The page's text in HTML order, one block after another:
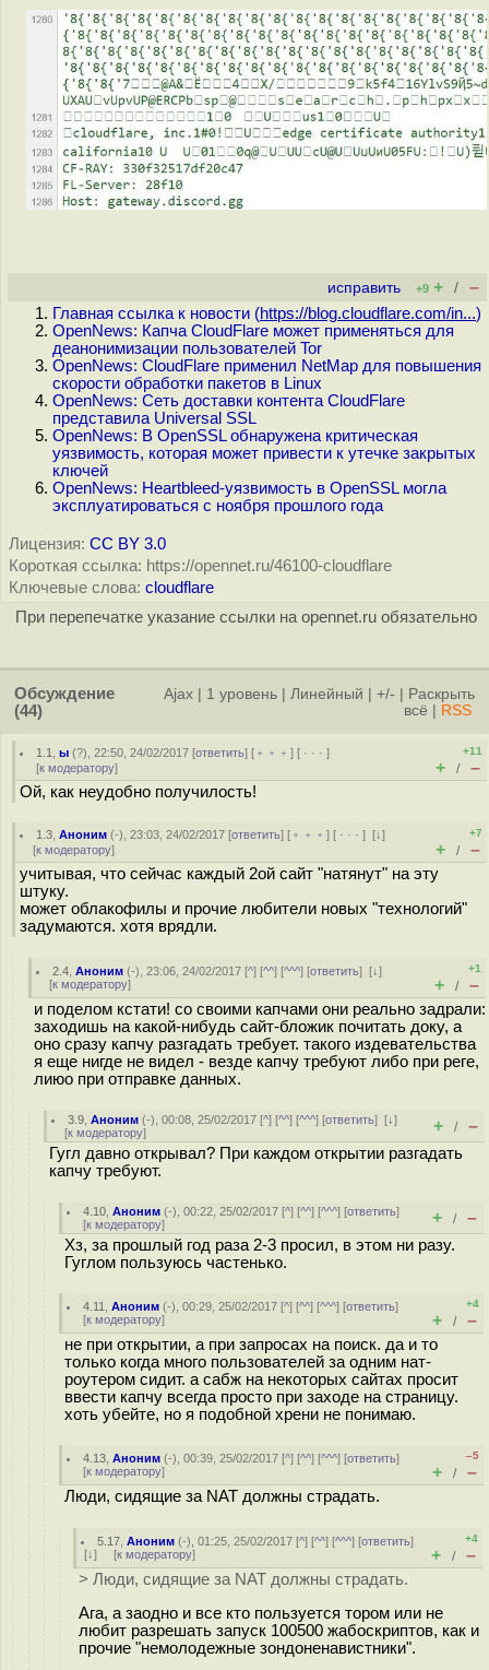
исправить +9 + / –
Главная ссылка к новости (https://blog.cloudflare.com/in...)
OpenNews: Капча CloudFlare может применяться для
деанонимизации пользователей Tor
OpenNews: CloudFlare применил NetMap для повышения
скорости обработки пакетов в Linux
OpenNews: Сеть доставки контента CloudFlare
представила Universal SSL
OpenNews: В OpenSSL обнаружена критическая
уязвимость, которая может привести к утечке закрытых
ключей
OpenNews: Heartbleed-уязвимость в OpenSSL могла
эксплуатироваться с ноября прошлого года
Лицензия: CC BY 3.0
Короткая ссылка: https://opennet.ru/46100-cloudflare
Ключевые слова: cloudflare
При перепечатке указание ссылки на opennet.ru обязательно
Обсуждение
(44)
Ajax 1 уровень Линейный +/-
Раскрыть
всё
RSS
1.1 ,ы (?), 22:50, 24/02/2017 [ответить] [ ﹢﹢﹢] [ · · ·]
[к модератору]
+11
+ / –
Ой, как неудобно получилость!
1.3 ,Аноним (-), 23:03, 24/02/2017 [ответить] [ ﹢﹢﹢] [ · · ·][↓]
[к модератору]
+7
+ / –
учитывая, что сейчас каждый 2ой сайт "натянут" на эту
штуку.
может облакофилы и прочие любители новых "технологий"
задумаются. хотя врядли.
2.4 ,Аноним (-), 23:06, 24/02/2017 [^] [^^] [^^^] [ответить][↓]
[к модератору]
+1
+ / –
и поделом кстати! со своими капчами они реально задрали:
заходишь на какой-нибудь сайт-бложик почитать доку, а
оно сразу капчу разгадать требует. такого издевательства
я еще нигде не видел - везде капчу требуют либо при реге,
лиюо при отправке данных.
3.9 ,Аноним (-), 00:08, 25/02/2017 [^] [^^] [^^^] [ответить][↓]
[к модератору] + / –
Гугл давно открывал? При каждом открытии разгадать
капчу требуют.
4.10 ,Аноним (-), 00:22, 25/02/2017 [^] [^^] [^^^] [ответить]
[к модератору] + / –
Хз, за прошлый год раза 2-3 просил, в этом ни разу.
Гуглом пользуюсь частенько.
4.11 ,Аноним (-), 00:29, 25/02/2017 [^] [^^] [^^^] [ответить]
[к модератору]
+4
+ / –
не при открытии, а при запросах на поиск. да и то
только когда много пользователей за одним нат-
роутером сидит. а сабж на некоторых сайтах просит
ввести капчу всегда просто при заходе на страницу.
хоть убейте, но я подобной хрени не понимаю.
4.13 ,Аноним (-), 00:39, 25/02/2017 [^] [^^] [^^^] [ответить]
[к модератору]
–5
+ / –
Люди, сидящие за NAT должны страдать.
5.17 ,Аноним (-), 01:25, 25/02/2017 [^] [^^] [^^^] [ответить]
[↓] [к модератору]
+4
+ / –
> Люди, сидящие за NAT должны страдать.
Ага, а заодно и все кто пользуется тором или не
любит разрешать запуск 100500 жабоскриптов, как и
прочие "немолодежные зондоненавистники".